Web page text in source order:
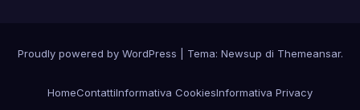
Proudly powered by WordPress Tema: Newsup di Themeansar.
HomeContattiInformativa CookiesInformativa Privacy